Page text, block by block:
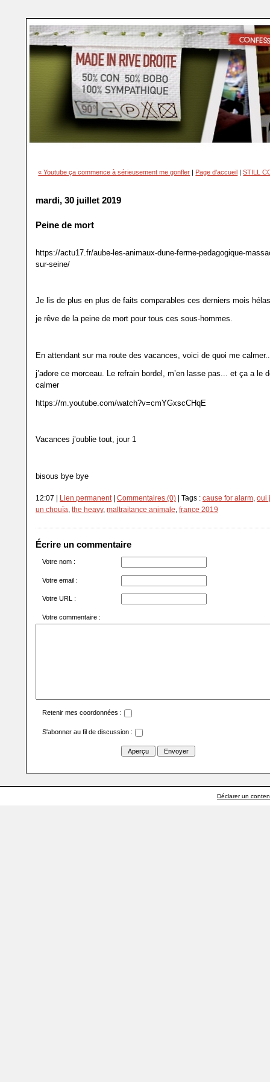
« Youtube ça commence à sérieusement me gonfler | Page d'accueil |STILL
mardi, 30 juillet 2019
Peine de mort
https://actu17.fr/aube-les-animaux-dune-ferme-pedagogique-
sur-seine/
Je lis de plus en plus de faits comparables ces derniers mois
je rêve de la peine de mort pour tous ces sous-hommes.
En attendant sur ma route des vacances, voici de quoi me
j’adore ce morceau. Le refrain bordel, m’en lasse pas... et ça a le
calmer
https://m.youtube.com/watch?v=cmYGxscCHqE
Vacances j’oublie tout, jour 1
bisous bye bye
12:07 | Lien permanent | Commentaires (0) | Tags : cause for alarm oui
un chouïa the heavy, maltraitance animale france 2019
Écrire un commentaire
Votre nom :
Votre email :
Votre URL :
Votre commentaire :
Retenir mes coordonnées :
S'abonner au fil de discussion :
Déclarer un